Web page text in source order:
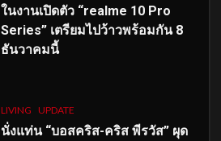
ในงานเปิดตัว “realme 10 Pro
Series” เตรียมไปว้าวพร้อมกัน 8
ธันวาคมนี้
LIVING UPDATE
นั่งแท่น “บอสคริส-คริส พีรวัส” ผุด